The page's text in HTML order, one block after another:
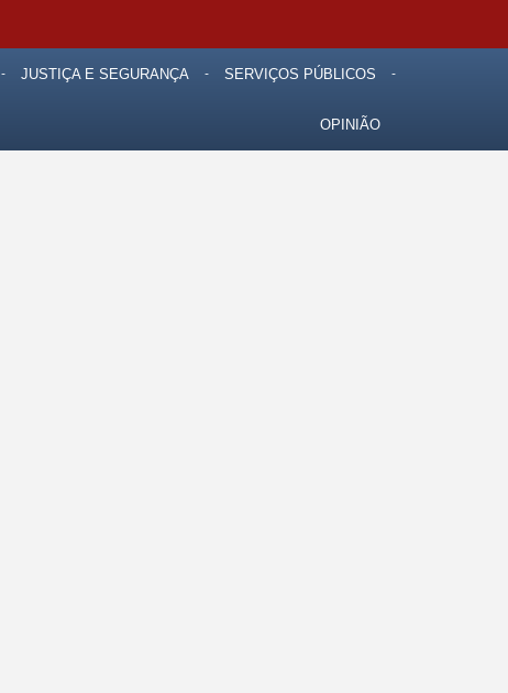
JUSTIÇA E SEGURANÇA SERVIÇOS PÚBLICOS
OPINIÃO